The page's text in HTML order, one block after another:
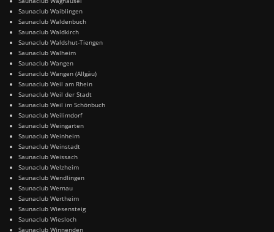
Saunaclub Waiblingen
Saunaclub Waldenbuch
Saunaclub Waldkirch
Saunaclub Waldshut-Tiengen
Saunaclub Walheim
Saunaclub Wangen
Saunaclub Wangen (Allgäu)
Saunaclub Weil am Rhein
Saunaclub Weil der Stadt
Saunaclub Weil im Schönbuch
Saunaclub Weilimdorf
Saunaclub Weingarten
Saunaclub Weinheim
Saunaclub Weinstadt
Saunaclub Weissach
Saunaclub Welzheim
Saunaclub Wendlingen
Saunaclub Wernau
Saunaclub Wertheim
Saunaclub Wiesensteig
Saunaclub Wiesloch
Saunaclub Winnenden